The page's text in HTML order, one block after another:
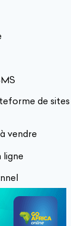
de sites
vendre
ligne